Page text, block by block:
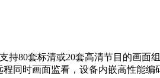
持80套标清或20套高清节目的画
同时画面监看，设备内嵌高性能